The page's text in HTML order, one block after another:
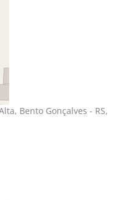
Bento Gonçalves - RS,